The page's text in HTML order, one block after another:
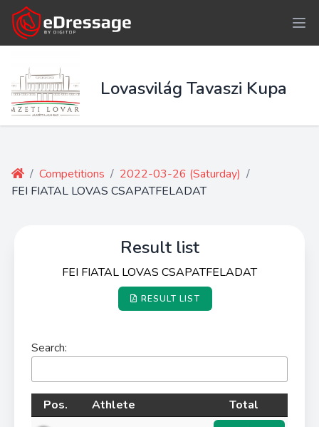
Lovasvilág Tavaszi Kupa
/ Competitions / 2022-03-26 (Saturday) /
FEI FIATAL LOVAS CSAPATFELADAT
Result list
FEI FIATAL LOVAS CSAPATFELADAT
RESULT LIST
Search:
Pos. Athlete Total